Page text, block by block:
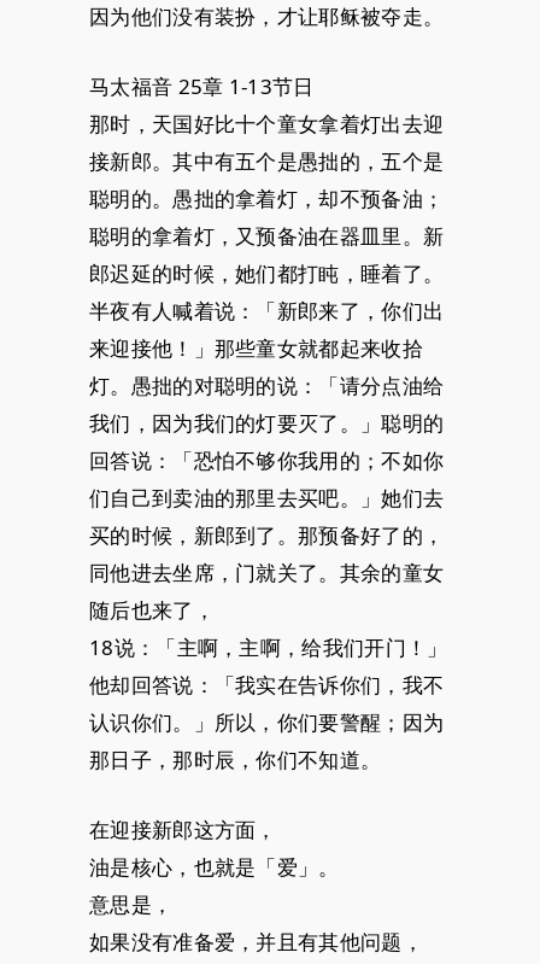
因为他们没有装扮，才让耶稣被夺走。
马太福音 25章 1-13节日
那时，天国好比十个童女拿着灯出去迎
接新郎。其中有五个是愚拙的，五个是
聪明的。愚拙的拿着灯，却不预备油；
聪明的拿着灯，又预备油在器皿里。新
郎迟延的时候，她们都打盹，睡着了。
半夜有人喊着说：「新郎来了，你们出
来迎接他！」那些童女就都起来收拾
灯。愚拙的对聪明的说：「请分点油给
我们，因为我们的灯要灭了。」聪明的
回答说：「恐怕不够你我用的；不如你
们自己到卖油的那里去买吧。」她们去
买的时候，新郎到了。那预备好了的，
同他进去坐席，门就关了。其余的童女
随后也来了，
18说：「主啊，主啊，给我们开门！」
他却回答说：「我实在告诉你们，我不
认识你们。」所以，你们要警醒；因为
那日子，那时辰，你们不知道。
在迎接新郎这方面，
油是核心，也就是「爱」。
意思是，
如果没有准备爱，并且有其他问题，